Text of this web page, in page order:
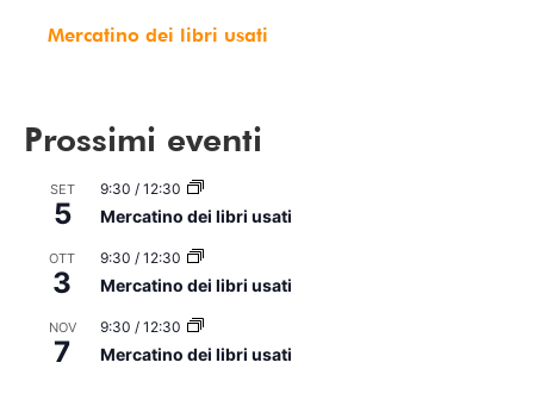
Mercatino dei libri usati
Prossimi eventi
SET
5
9:30 / 12:30
Mercatino dei libri usati
OTT
3
9:30 / 12:30
Mercatino dei libri usati
NOV
7
9:30 / 12:30
Mercatino dei libri usati